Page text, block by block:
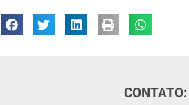
CONTATO: